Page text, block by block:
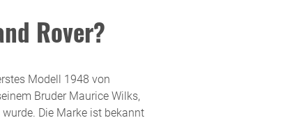
Rover?
Modell 1948 von
Bruder Maurice Wilks,
Die Marke ist bekannt